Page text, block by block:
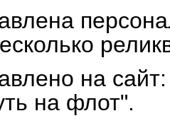
на
на флот".